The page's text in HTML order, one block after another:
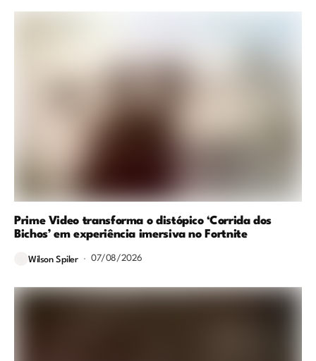
Prime Video transforma o distópico ‘Corrida dos
Bichos’ em experiência imersiva no Fortnite
Wilson Spiler 07/08/2026